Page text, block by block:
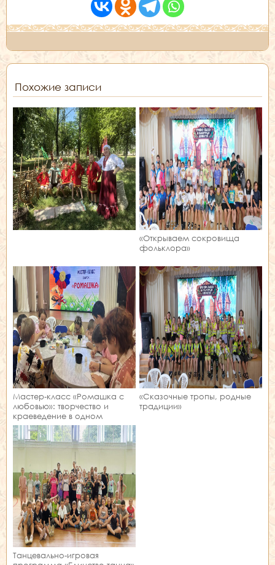
Похожие записи
«Открываем сокровища
фольклора»
Мастер‑класс «Ромашка с
любовью»: творчество и
краеведение в одном
занятии!
«Сказочные тропы, родные
традиции»
Танцевально-игровая